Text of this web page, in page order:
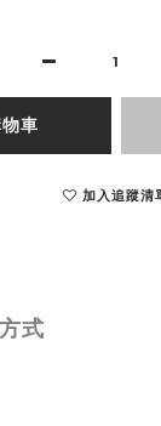
車
加入追蹤清
式